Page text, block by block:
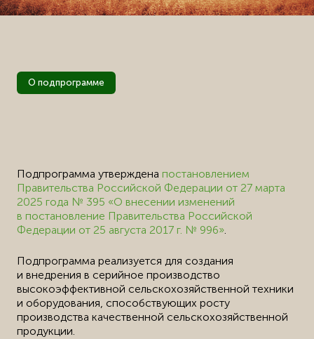
О подпрограмме
Подпрограмма утверждена постановлением
Правительства Российской Федерации от 27 марта
2025 года № 395 «О внесении изменений
в постановление Правительства Российской
Федерации от 25 августа 2017 г. № 996».
Подпрограмма реализуется для создания
и внедрения в серийное производство
высокоэффективной сельскохозяйственной техники
и оборудования, способствующих росту
производства качественной сельскохозяйственной
продукции.